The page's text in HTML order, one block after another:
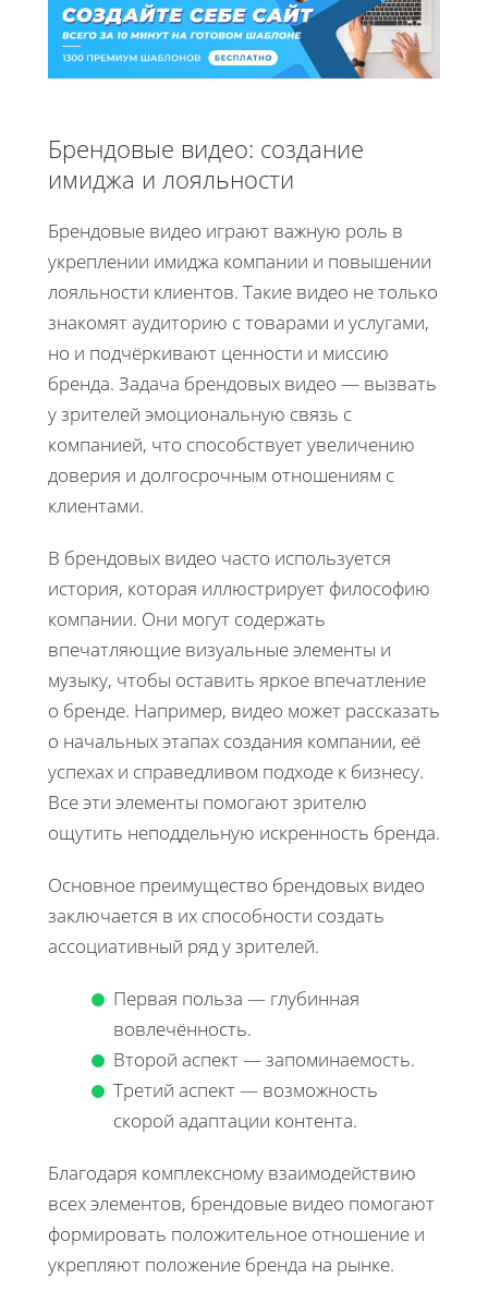
Брендовые видео: создание
имиджа и лояльности
Брендовые видео играют важную роль в
укреплении имиджа компании и повышении
лояльности клиентов. Такие видео не только
знакомят аудиторию с товарами и услугами,
но и подчёркивают ценности и миссию
бренда. Задача брендовых видео — вызвать
у зрителей эмоциональную связь с
компанией, что способствует увеличению
доверия и долгосрочным отношениям с
клиентами.
В брендовых видео часто используется
история, которая иллюстрирует философию
компании. Они могут содержать
впечатляющие визуальные элементы и
музыку, чтобы оставить яркое впечатление
о бренде. Например, видео может рассказать
о начальных этапах создания компании, её
успехах и справедливом подходе к бизнесу.
Все эти элементы помогают зрителю
ощутить неподдельную искренность бренда.
Основное преимущество брендовых видео
заключается в их способности создать
ассоциативный ряд у зрителей.
Первая польза — глубинная
вовлечённость.
Второй аспект — запоминаемость.
Третий аспект — возможность
скорой адаптации контента.
Благодаря комплексному взаимодействию
всех элементов, брендовые видео помогают
формировать положительное отношение и
укрепляют положение бренда на рынке.